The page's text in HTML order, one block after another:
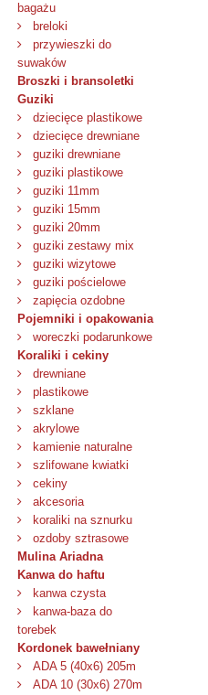
bagażu
breloki
przywieszki do
suwaków
Broszki i bransoletki
Guziki
dziecięce plastikowe
dziecięce drewniane
guziki drewniane
guziki plastikowe
guziki 11mm
guziki 15mm
guziki 20mm
guziki zestawy mix
guziki wizytowe
guziki pościelowe
zapięcia ozdobne
Pojemniki i opakowania
woreczki podarunkowe
Koraliki i cekiny
drewniane
plastikowe
szklane
akrylowe
kamienie naturalne
szlifowane kwiatki
cekiny
akcesoria
koraliki na sznurku
ozdoby sztrasowe
Mulina Ariadna
Kanwa do haftu
kanwa czysta
kanwa-baza do
torebek
Kordonek bawełniany
ADA 5 (40x6) 205m
ADA 10 (30x6) 270m